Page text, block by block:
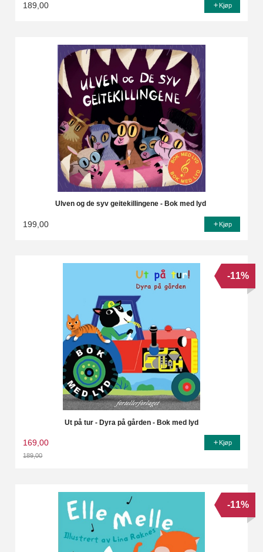
189,00 Kjøp
Ulven og de syv geitekillingene - Bok med lyd
199,00 Kjøp
Ut på tur - Dyra på gården - Bok med lyd
169,00
189,00
-11%
Kjøp
-11%